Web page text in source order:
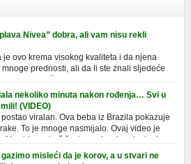
Nivea” dobra, ali vam nisu rekli
je ovo krema visokog kvaliteta i da njena
prednosti, ali da li ste znali sljedeće
formule, jeste nezamenljiv inventar
Mnogi ljudi se ne odvajaju od nje, pa je
nekoliko minuta nakon rođenja… Svi u
(VIDEO)
viralan. Ova beba iz Brazila pokazuje
To je mnoge nasmijalo. Ovaj video je
Ne viđamo baš često ovakve korake kod
snimila babica, pregledalo ga je preko 80
misleći da je korov, a u stvari ne